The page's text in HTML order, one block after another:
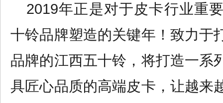
2019年正是对于皮卡行业重
十铃品牌塑造的关键年！致力于
品牌的江西五十铃 ，将打造一系
具匠心品质的高端皮卡， 让越来